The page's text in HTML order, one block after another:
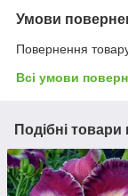
Умови
Повернення
Всі умови
Подібні товари